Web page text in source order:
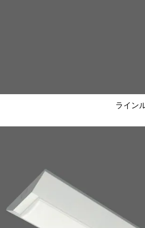
ライン